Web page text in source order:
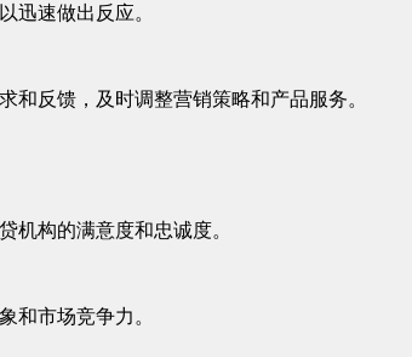
迅速做出反应。
和反馈，及时调整营销策略和产品服务。
机构的满意度和忠诚度。
和市场竞争力。